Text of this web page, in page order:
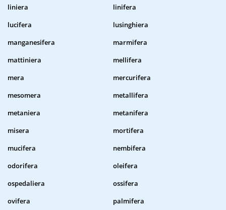
liniera
linifera
lucifera
lusinghiera
manganesifera
marmifera
mattiniera
mellifera
mera
mercurifera
mesomera
metallifera
metaniera
metanifera
misera
mortifera
mucifera
nembifera
odorifera
oleifera
ospedaliera
ossifera
ovifera
palmifera